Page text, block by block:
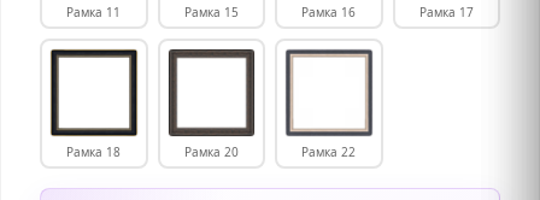
Рамка 11 Рамка 15 Рамка 16 Рамка 17
Рамка 18 Рамка 20 Рамка 22